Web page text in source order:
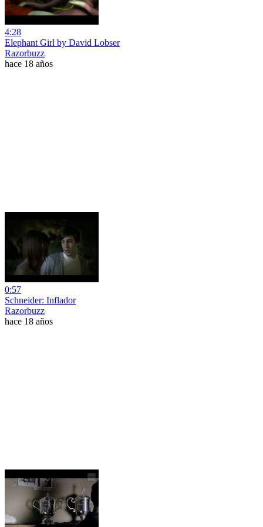
4:28
Elephant Girl by David Lobser
Razorbuzz
hace 18 años
0:57
Schneider: Inflador
Razorbuzz
hace 18 años